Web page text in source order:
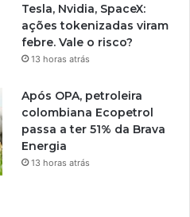
Tesla, Nvidia, SpaceX:
ações tokenizadas viram
febre. Vale o risco?
13 horas atrás
Após OPA, petroleira
colombiana Ecopetrol
passa a ter 51% da Brava
Energia
13 horas atrás